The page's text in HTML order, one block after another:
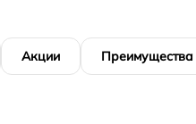
Акции Преимущества